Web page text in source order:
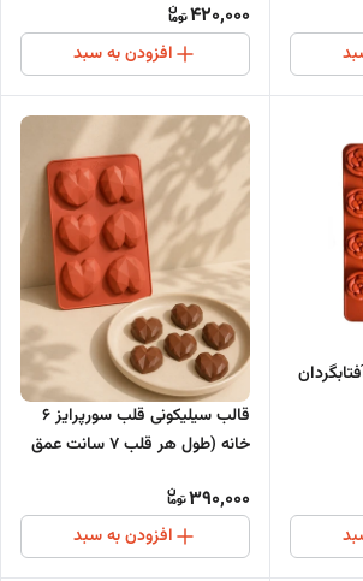
420,000
افزودن به سبد
قالب سیلیکونی قلب سورپرایز 6
خانه (طول هر قلب 7 سانت عمق
390,000
افزودن به سبد